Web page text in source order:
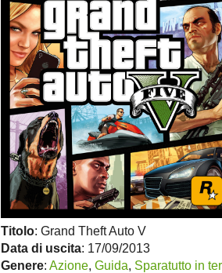
Titolo: Grand Theft Auto V
Data di uscita: 17/09/2013
Genere: Azione, Guida, Sparatutto in